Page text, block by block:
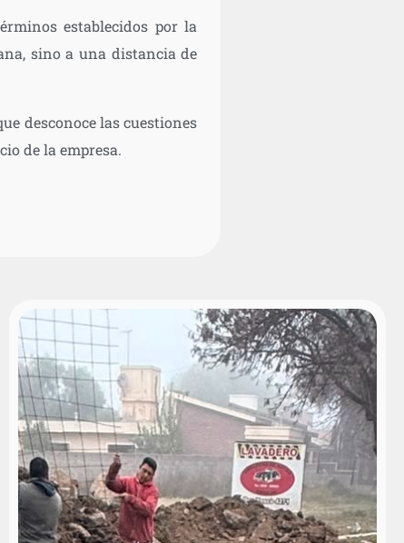
establecidos por la
sino a una distancia de
desconoce las cuestiones
de la empresa.